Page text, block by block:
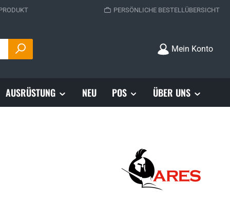
PERSÖNLICHE BESTELLÜBERSICHT
Mein Konto
AUSRÜSTUNG NEU POS ÜBER UNS